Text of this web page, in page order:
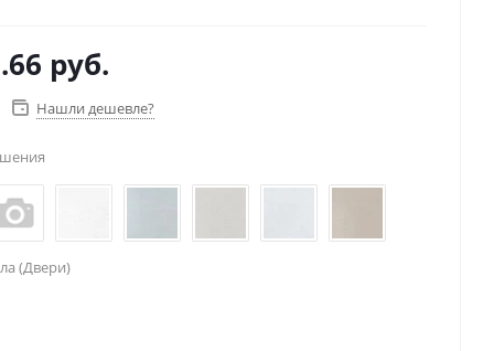
руб.
Нашли дешевле?
(Двери)